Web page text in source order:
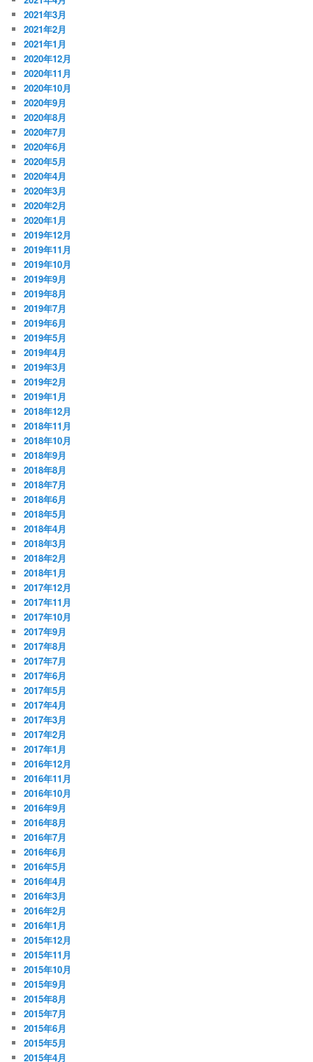
2021年3月
2021年2月
2021年1月
2020年12月
2020年11月
2020年10月
2020年9月
2020年8月
2020年7月
2020年6月
2020年5月
2020年4月
2020年3月
2020年2月
2020年1月
2019年12月
2019年11月
2019年10月
2019年9月
2019年8月
2019年7月
2019年6月
2019年5月
2019年4月
2019年3月
2019年2月
2019年1月
2018年12月
2018年11月
2018年10月
2018年9月
2018年8月
2018年7月
2018年6月
2018年5月
2018年4月
2018年3月
2018年2月
2018年1月
2017年12月
2017年11月
2017年10月
2017年9月
2017年8月
2017年7月
2017年6月
2017年5月
2017年4月
2017年3月
2017年2月
2017年1月
2016年12月
2016年11月
2016年10月
2016年9月
2016年8月
2016年7月
2016年6月
2016年5月
2016年4月
2016年3月
2016年2月
2016年1月
2015年12月
2015年11月
2015年10月
2015年9月
2015年8月
2015年7月
2015年6月
2015年5月
2015年4月